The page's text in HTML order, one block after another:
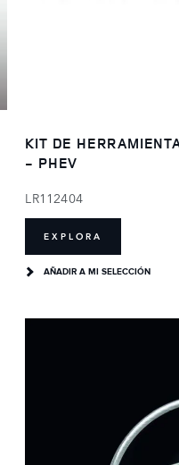
KIT DE
- PHEV
LR112404
EXPLORA
AÑADIR A MI SELECCIÓN